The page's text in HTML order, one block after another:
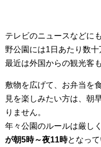
テレビのニュースなどに
野公園には1日あたり数十
最近は外国からの観光客
敷物を広げて、お弁当を
見を楽しみたい方は、朝
りません。
年々公園のルールは厳し
が朝5時～夜11時となって